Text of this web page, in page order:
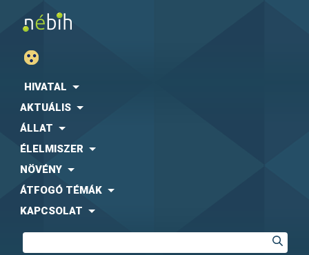
HIVATAL
AKTUÁLIS
ÁLLAT
ÉLELMISZER
NÖVÉNY
ÁTFOGÓ TÉMÁK
KAPCSOLAT